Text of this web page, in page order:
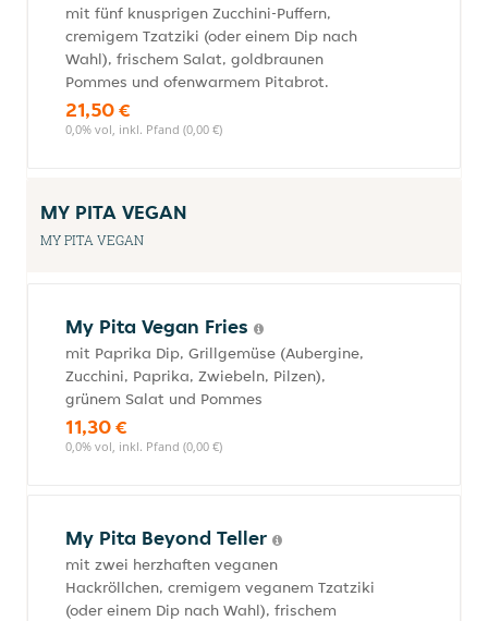
mit fünf knusprigen Zucchini-Puffern,
cremigem Tzatziki (oder einem Dip nach
Wahl), frischem Salat, goldbraunen
Pommes und ofenwarmem Pitabrot.
21,50 €
0,0% vol, inkl. Pfand (0,00 €)
MY PITA VEGAN
MY PITA VEGAN
My Pita Vegan Fries
mit Paprika Dip, Grillgemüse (Aubergine,
Zucchini, Paprika, Zwiebeln, Pilzen),
grünem Salat und Pommes
11,30 €
0,0% vol, inkl. Pfand (0,00 €)
My Pita Beyond Teller
mit zwei herzhaften veganen
Hackröllchen, cremigem veganem Tzatziki
(oder einem Dip nach Wahl), frischem